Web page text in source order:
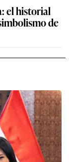
el historial
de